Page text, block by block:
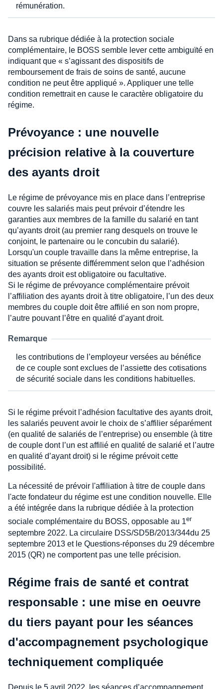
rémunération.
Dans sa rubrique dédiée à la protection sociale
complémentaire, le BOSS semble lever cette ambiguïté en
indiquant que « s’agissant des dispositifs de
remboursement de frais de soins de santé, aucune
condition ne peut être appliqué ». Appliquer une telle
condition remettrait en cause le caractère obligatoire du
régime.
Prévoyance : une nouvelle
précision relative à la couverture
des ayants droit
Le régime de prévoyance mis en place dans l’entreprise
couvre les salariés mais peut prévoir d’étendre les
garanties aux membres de la famille du salarié en tant
qu’ayants droit (au premier rang desquels on trouve le
conjoint, le partenaire ou le concubin du salarié).
Lorsqu'un couple travaille dans la même entreprise, la
situation se présente différemment selon que l’adhésion
des ayants droit est obligatoire ou facultative.
Si le régime de prévoyance complémentaire prévoit
l’affiliation des ayants droit à titre obligatoire, l’un des deux
membres du couple doit être affilié en son nom propre,
l’autre pouvant l’être en qualité d’ayant droit.
Remarque
les contributions de l’employeur versées au bénéfice
de ce couple sont exclues de l’assiette des cotisations
de sécurité sociale dans les conditions habituelles.
Si le régime prévoit l’adhésion facultative des ayants droit,
les salariés peuvent avoir le choix de s’affilier séparément
(en qualité de salariés de l’entreprise) ou ensemble (à titre
de couple dont l’un est affilié en qualité de salarié et l’autre
en qualité d’ayant droit) si le régime prévoit cette
possibilité.
La nécessité de prévoir l'affiliation à titre de couple dans
l'acte fondateur du régime est une condition nouvelle. Elle
a été intégrée dans la rubrique dédiée à la protection
sociale complémentaire du BOSS, opposable au 1er
septembre 2022. La circulaire DSS/SD5B/2013/344du 25
septembre 2013 et le Questions-réponses du 29 décembre
2015 (QR) ne comportent pas une telle précision.
Régime frais de santé et contrat
responsable : une mise en oeuvre
du tiers payant pour les séances
d'accompagnement psychologique
techniquement compliquée
Depuis le 5 avril 2022, les séances d’accompagnement